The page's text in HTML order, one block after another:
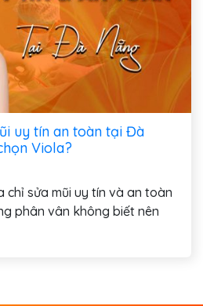
uy tín an toàn tại Đà
Viola?
chỉ sửa mũi uy tín và an toàn
phân vân không biết nên